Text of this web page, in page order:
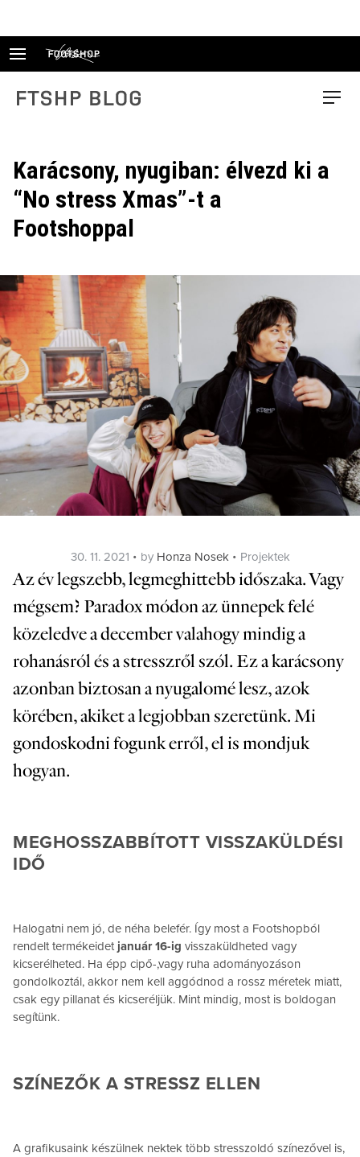
FTSHP blog Menu
Karácsony, nyugiban: élvezd ki a
“No stress Xmas”-t a
Footshoppal
Posted
on
30. 11. 2021 by Honza Nosek Categories
Projektek
Az év legszebb, legmeghittebb időszaka. Vagy
mégsem? Paradox módon az ünnepek felé
közeledve a december valahogy mindig a
rohanásról és a stresszről szól. Ez a karácsony
azonban biztosan a nyugalomé lesz, azok
körében, akiket a legjobban szeretünk. Mi
gondoskodni fogunk erről, el is mondjuk
hogyan.
MEGHOSSZABBÍTOTT VISSZAKÜLDÉSI
IDŐ
Halogatni nem jó, de néha belefér. Így most a Footshopból
rendelt termékeidetjanuár 16-ig visszaküldheted vagy
kicserélheted. Ha épp cipő-,vagy ruha adományozáson
gondolkoztál, akkor nem kell aggódnod a rossz méretek miatt,
csak egy pillanat és kicseréljük. Mint mindig, most is boldogan
segítünk.
SZÍNEZŐK A STRESSZ ELLEN
A grafikusaink készülnek nektek több stresszoldó színezővel is,